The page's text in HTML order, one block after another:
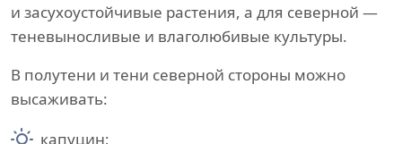
и засухоустойчивые растения, а для северной —
теневыносливые и влаголюбивые культуры.
В полутени и тени северной стороны можно
высаживать:
капуцин;